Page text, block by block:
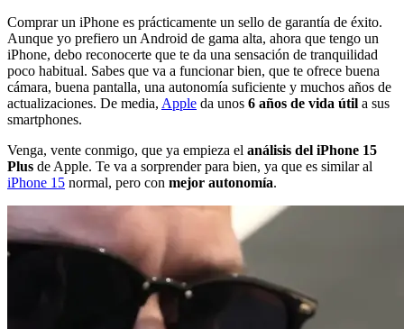
Comprar un iPhone es prácticamente un sello de garantía de éxito.
Aunque yo prefiero un Android de gama alta, ahora que tengo un
iPhone, debo reconocerte que te da una sensación de tranquilidad
poco habitual. Sabes que va a funcionar bien, que te ofrece buena
cámara, buena pantalla, una autonomía suficiente y muchos años de
actualizaciones. De media, Apple da unos 6 años de vida útil a sus
smartphones.
Venga, vente conmigo, que ya empieza el análisis del iPhone 15
Plus de Apple. Te va a sorprender para bien, ya que es similar al
iPhone 15 normal, pero con mejor autonomía.